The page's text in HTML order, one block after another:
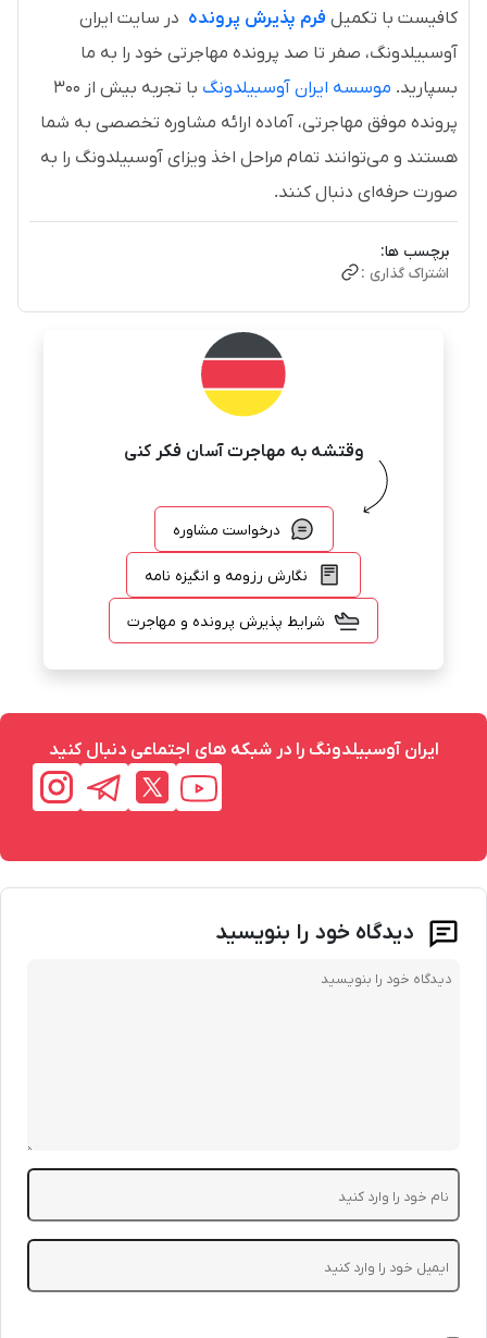
کافیست با تکمیل فرم پذیرش پرونده در سایت ایران
آوسبیلدونگ، صفر تا صد پرونده مهاجرتی خود را به ما
بسپارید. موسسه ایران آوسبیلدونگ
با تجربه بیش از ۳۰۰
پرونده موفق مهاجرتی، آماده ارائه مشاوره تخصصی به شما
هستند و می‌توانند تمام مراحل اخذ ویزای آوسبیلدونگ را به
صورت حرفه‌ای دنبال کنند.
برچسب ها:
اشتراک گذاری :
وقتشه به مهاجرت آسان فکر کنی
درخواست مشاوره
نگارش رزومه و انگیزه نامه
شرایط پذیرش پرونده و مهاجرت
ایران آوسبیلدونگ را در شبکه های اجتماعی دنبال کنید
دیدگاه خود را بنویسید